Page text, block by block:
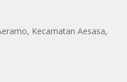
Kecamatan Aesasa,